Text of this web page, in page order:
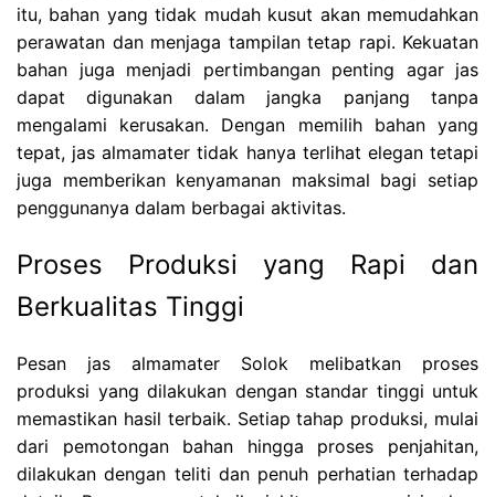
itu, bahan yang tidak mudah kusut akan memudahkan
perawatan dan menjaga tampilan tetap rapi. Kekuatan
bahan juga menjadi pertimbangan penting agar jas
dapat digunakan dalam jangka panjang tanpa
mengalami kerusakan. Dengan memilih bahan yang
tepat, jas almamater tidak hanya terlihat elegan tetapi
juga memberikan kenyamanan maksimal bagi setiap
penggunanya dalam berbagai aktivitas.
Proses Produksi yang Rapi dan
Berkualitas Tinggi
Pesan jas almamater Solok melibatkan proses
produksi yang dilakukan dengan standar tinggi untuk
memastikan hasil terbaik. Setiap tahap produksi, mulai
dari pemotongan bahan hingga proses penjahitan,
dilakukan dengan teliti dan penuh perhatian terhadap